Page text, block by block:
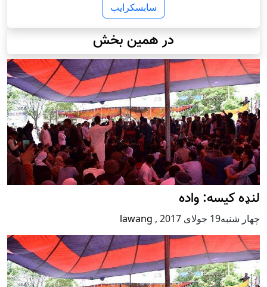
سابسکرایب
در همین بخش
لنډه کیسه: واده
چهار شنبه19 جولای 2017 ,
lawang